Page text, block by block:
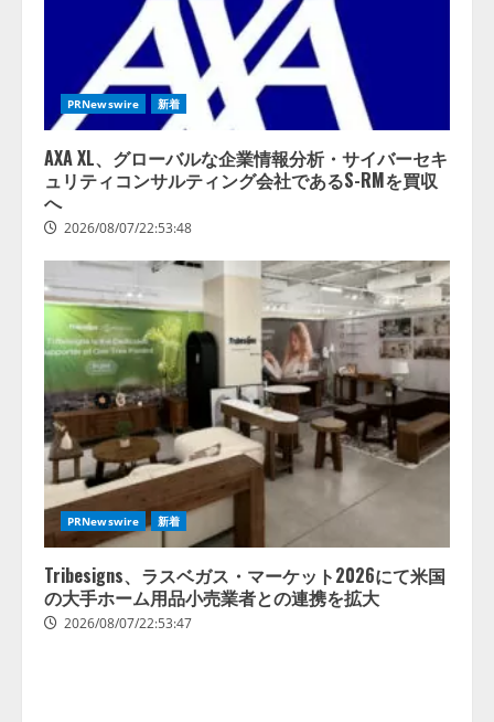
PRNewswire 新着
AXA XL、グローバルな企業情報分析・サイバーセキ
ュリティコンサルティング会社であるS-RMを買収
へ
2026/08/07/22:53:48
PRNewswire 新着
Tribesigns、ラスベガス・マーケット2026にて米国
の大手ホーム用品小売業者との連携を拡大
2026/08/07/22:53:47